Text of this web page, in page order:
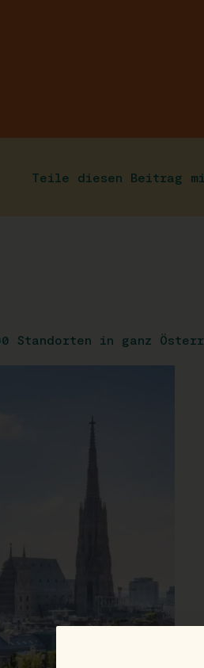
Teile diesen Beitrag
Standorten in ganz